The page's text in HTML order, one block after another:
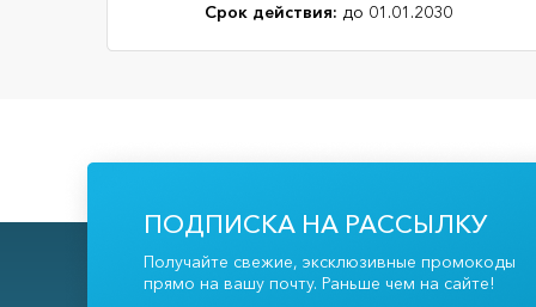
Срок действия: до 01.01.2030
ПОДПИСКА НА РАССЫЛКУ
Получайте свежие, эксклюзивные промокоды
прямо на вашу почту. Раньше чем на сайте!